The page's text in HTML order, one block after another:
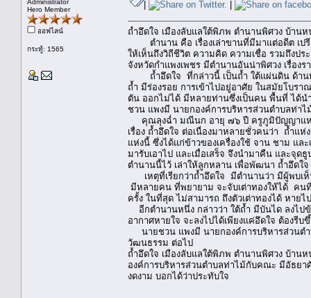
Administrator
Hero Member
ออฟไลน์
กระทู้: 1565
| |
ถ้ำอึดใจ เมืองลับแลใต้พิภพ ตำนานพิศวง บ้าน
ตำนาน คือ เรื่องเล่าขานที่มีมาแต่อดีต เปรีย
ให้เห็นถึงวิถีชีวิต ความคิด ความเชื่อ รวมถึงป
จังหวัดกำแพงเพชร มีตำนานอันน่าพิศวง เรื่อง
ถ้ำอึดใจ ที่กล่าวนี้ เป็นถ้ำ ใต้แผ่นดิน ด้านบ
ถ้ำ มีร่องรอย การเข้าไปอยู่อาศัย ในสมัยโบร
ตัน ออกไม่ได้ มีหลายท่านซึ่งเป็นคน พื้นที่ ได้น
ชวน แพงมี นายกองค์การบริหารส่วนตำบลท่า
คุณลุงฉ่ำ มณีนก อายุ ๗๖ ปี ครูภูมิปัญญาแห่งบ้
เรื่อง ถ้ำอึดใจ ต่อเนื่องมาหลายชั่วคนว่า ถ้ำแ
แห่งนี้ ซึ่งได้แก่ข้าวของเครื่องใช้ จาน ชาม แ
มารับเอาไป และเมื่อเสร็จ จึงนำมาคืน และจุ
ตำนานนี้ไว้ เล่าให้ลูกหลาน เพื่อพัฒนา ถ้ำอึดใ
เหตุที่เรียกว่าถ้ำอึดใจ มีตำนานว่า มีผู้พบเห็
มีหลายคน ที่พยายาม จะจับเต่าทองให้ได้ คนที่
ครั้ง ในที่สุด ไม่สามารถ ถึงตัวเต่าทองได้ หายไ
อีกตำนานหนึ่ง กล่าวว่า ใต้ถ้ำ มีบันได ลงไป
อากาศหายใจ จะลงไปได้เพียงแค่อึดใจ ต้องรี
นายชวน แพงมี นายกองค์การบริหารส่วนตำ
วัฒนธรรม ต่อไป
ถ้ำอึดใจ เมืองลับแลใต้พิภพ ตำนานพิศวง บ้าน
องค์การบริหารส่วนตำบลท่าไม้กับคณะ มีอัธยา
งดงาม บอกได้ว่าประทับใจ